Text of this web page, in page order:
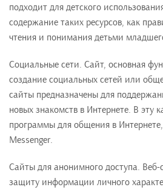
подходит для детского
содержание таких ресурсов, как
чтения и понимания детьми
Социальные сети. Сайт, основная
создание социальных сетей или
сайты предназначены для
новых знакомств в Интернете. В эту
программы для общения в
Messenger.
Сайты для анонимного доступа. Веб-
защиту информации личного